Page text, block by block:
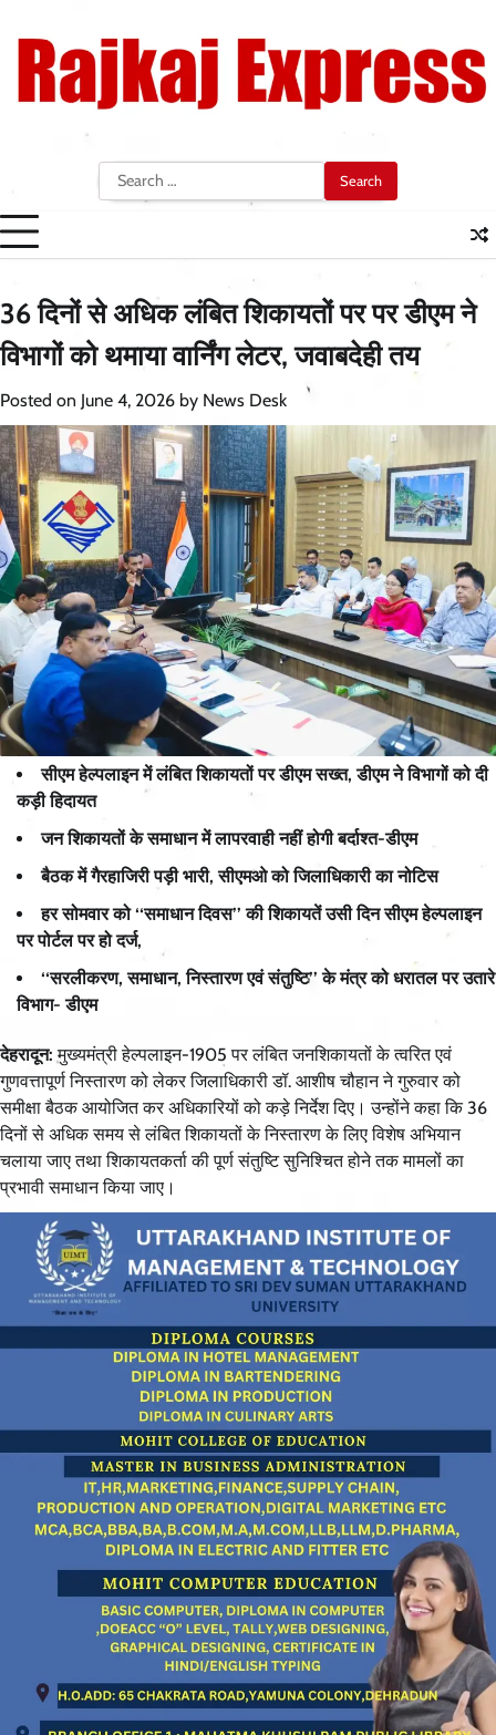
content
Search
for:
36 दिनों से अधिक लंबित शिकायतों पर पर डीएम ने
विभागों को थमाया वार्निंग लेटर, जवाबदेही तय
Posted on June 4, 2026 by News Desk
सीएम हेल्पलाइन में लंबित शिकायतों पर डीएम सख्त, डीएम ने विभागों को दी
कड़ी हिदायत
जन शिकायतों के समाधान में लापरवाही नहीं होगी बर्दाश्त-डीएम
बैठक में गैरहाजिरी पड़ी भारी, सीएमओ को जिलाधिकारी का नोटिस
हर सोमवार को ‘‘समाधान दिवस’’ की शिकायतें उसी दिन सीएम हेल्पलाइन
पर पोर्टल पर हो दर्ज,
‘‘सरलीकरण, समाधान, निस्तारण एवं संतुष्टि’’ के मंत्र को धरातल पर उतारे
विभाग- डीएम
देहरादून:मुख्यमंत्री हेल्पलाइन-1905 पर लंबित जनशिकायतों के त्वरित एवं
गुणवत्तापूर्ण निस्तारण को लेकर जिलाधिकारी डॉ. आशीष चौहान ने गुरुवार को
समीक्षा बैठक आयोजित कर अधिकारियों को कड़े निर्देश दिए। उन्होंने कहा कि 36
दिनों से अधिक समय से लंबित शिकायतों के निस्तारण के लिए विशेष अभियान
चलाया जाए तथा शिकायतकर्ता की पूर्ण संतुष्टि सुनिश्चित होने तक मामलों का
प्रभावी समाधान किया जाए।